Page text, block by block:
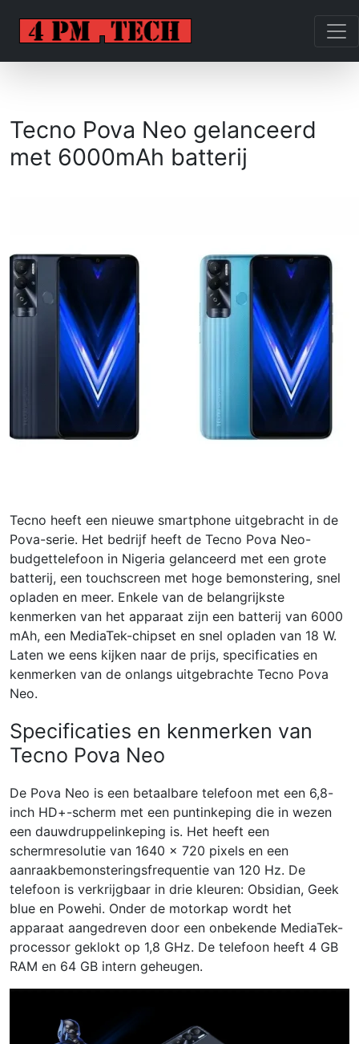
Tecno Pova Neo gelanceerd
met 6000mAh batterij
Tecno heeft een nieuwe smartphone uitgebracht in de
Pova-serie. Het bedrijf heeft de Tecno Pova Neo-
budgettelefoon in Nigeria gelanceerd met een grote
batterij, een touchscreen met hoge bemonstering, snel
opladen en meer. Enkele van de belangrijkste
kenmerken van het apparaat zijn een batterij van 6000
mAh, een MediaTek-chipset en snel opladen van 18 W.
Laten we eens kijken naar de prijs, specificaties en
kenmerken van de onlangs uitgebrachte Tecno Pova
Neo.
Specificaties en kenmerken van
Tecno Pova Neo
De Pova Neo is een betaalbare telefoon met een 6,8-
inch HD+-scherm met een puntinkeping die in wezen
een dauwdruppelinkeping is. Het heeft een
schermresolutie van 1640 x 720 pixels en een
aanraakbemonsteringsfrequentie van 120 Hz. De
telefoon is verkrijgbaar in drie kleuren: Obsidian, Geek
blue en Powehi. Onder de motorkap wordt het
apparaat aangedreven door een onbekende MediaTek-
processor geklokt op 1,8 GHz. De telefoon heeft 4 GB
RAM en 64 GB intern geheugen.